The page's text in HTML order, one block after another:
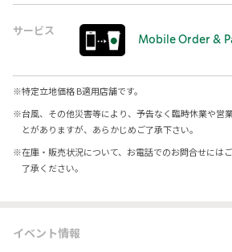
サービス
Mobile Order &
※特定立地価格 B適用店舗です。
※台風、その他災害等により、予告なく臨時休業や営
とがありますが、あらかじめご了承下さい。
※在庫・販売状況について、お電話でのお問合せには
了承ください。
イベント情報